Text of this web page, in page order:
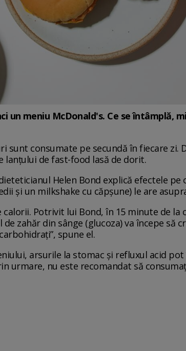
un meniu McDonald's. Ce se întâmplă,
sunt consumate pe secundă în fiecare zi.
de fast-food lasă de dorit.
Helen Bond explică efectele
și un milkshake cu căpșune) le are
Potrivit lui Bond, în 15 minute de la
zahăr din sânge (glucoza) va începe să
spune el.
arsurile la stomac și refluxul acid
urmare, nu este recomandat să